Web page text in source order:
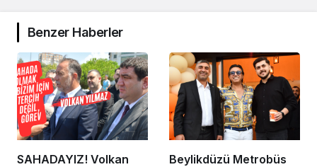
Benzer Haberler
SAHADAYIZ! Volkan
Beylikdüzü Metrobüs